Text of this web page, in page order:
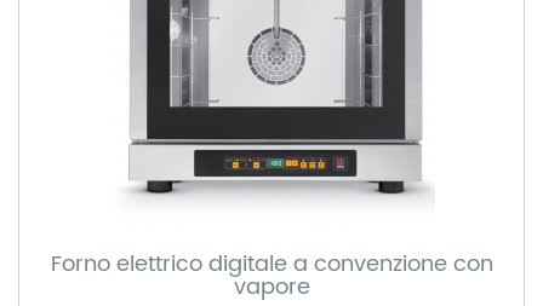
Forno elettrico digitale a convenzione con
vapore